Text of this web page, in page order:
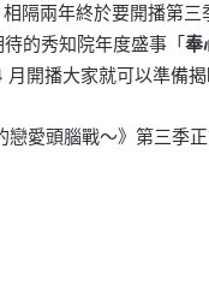
隔兩年終於要開播第
的秀知院年度盛事「奉
月開播大家就可以準備
愛頭腦戰～》第三季